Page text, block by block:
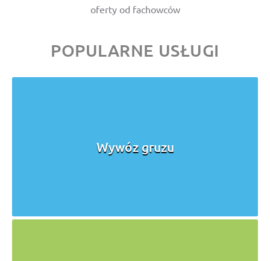
oferty od fachowców
POPULARNE USŁUGI
Wywóz gruzu